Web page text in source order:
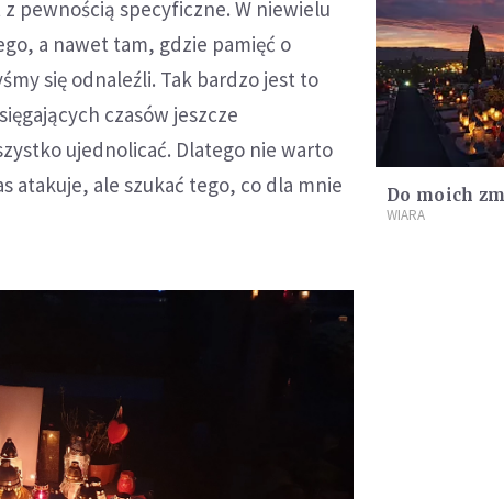
pewnością specyficzne. W niewielu
a nawet tam, gdzie pamięć o
się odnaleźli. Tak bardzo jest to
czasów jeszcze
ujednolicać. Dlatego nie warto
atakuje, ale szukać tego, co dla mnie
Do moich
WIARA